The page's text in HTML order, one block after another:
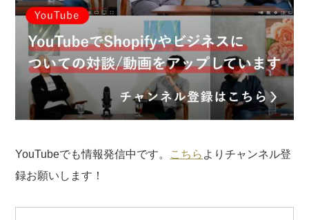
YouTubeでも情報発信中です。 こちら よりチャンネル登
録お願いします！